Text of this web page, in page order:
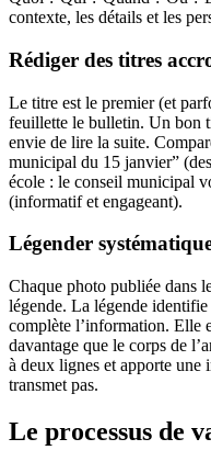
contexte, les détails et les
Rédiger des titres
Le titre est le premier (et
feuillette le bulletin. Un bon
envie de lire la suite.
municipal du 15 janvier”
école : le conseil municipal
(informatif et engageant).
Légender
Chaque photo publiée dans
légende. La légende identifie
complète l’information. Elle
davantage que le corps de
à deux lignes et apporte une
transmet pas.
Le processus de